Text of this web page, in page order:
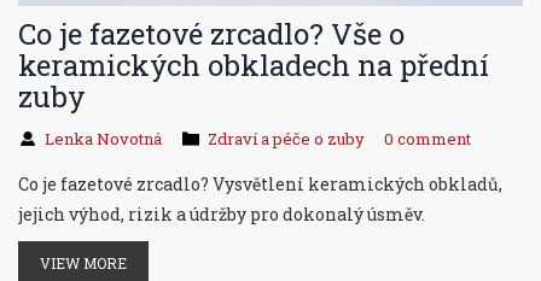
Co je fazetové zrcadlo? Vše o
keramických obkladech na přední
zuby
Lenka Novotná Zdraví a péče o zuby 0 comment
Co je fazetové zrcadlo? Vysvětlení keramických obkladů,
jejich výhod, rizik a údržby pro dokonalý úsměv.
VIEW MORE